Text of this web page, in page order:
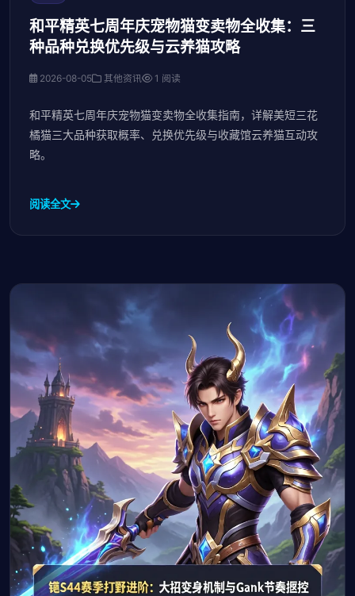
和平精英七周年庆宠物猫变卖物全收集：三
种品种兑换优先级与云养猫攻略
2026-08-05 其他资讯 1 阅读
和平精英七周年庆宠物猫变卖物全收集指南，详解美短三花
橘猫三大品种获取概率、兑换优先级与收藏馆云养猫互动攻
略。
阅读全文